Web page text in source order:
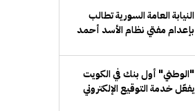
النيابة العامة السورية تطالب
بإعدام مفتي نظام الأسد أحمد
"الوطني" أول بنك في الكويت
يفعّل خدمة التوقيع الإلكتروني